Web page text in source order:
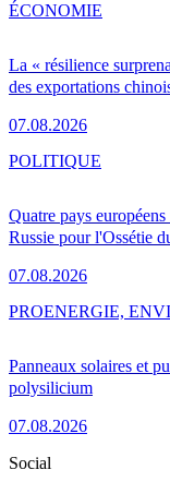
La « résilience
des exportations
07.08.2026
ÉCONOMIE
Quatre pays
Russie pour l'Ossétie
07.08.2026
POLITIQUE
Panneaux solaires et
polysilicium
07.08.2026
PROENERGIE,
Social